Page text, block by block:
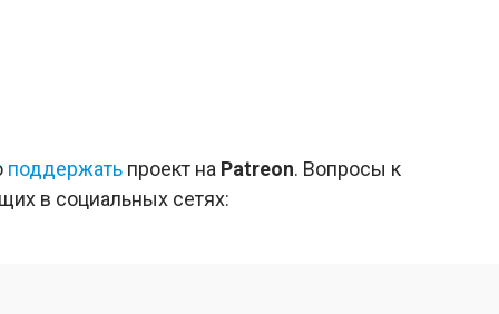
поддержать проект на Patreon. Вопросы к
в социальных сетях: